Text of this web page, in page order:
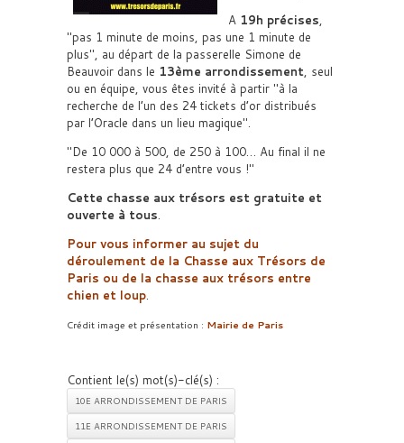
A 19h précises,
pas 1 minute de moins, pas une 1 minute de
plus , au départ de la passerelle Simone de
Beauvoir dans le 13ème arrondissement, seul
ou en équipe, vous êtes invité à partir
à la
recherche de l’un des 24 tickets d’or distribués
par l’Oracle dans un lieu magique .
De 10 000 à 500, de 250 à 100… Au final il ne
restera plus que 24 d’entre vous !
Cette chasse aux trésors est gratuite et
ouverte à tous.
Pour vous informer au sujet du
déroulement de la Chasse aux Trésors de
Paris ou de la chasse aux trésors entre
chien et loup.
Crédit image et présentation : Mairie de Paris
Contient le(s) mot(s)-clé(s) :
10E ARRONDISSEMENT DE PARIS
11E ARRONDISSEMENT DE PARIS